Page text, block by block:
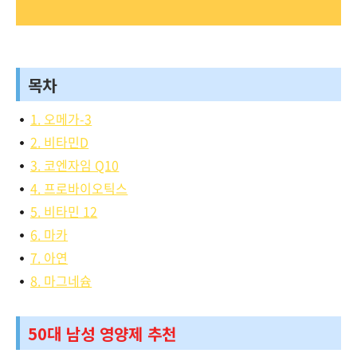
목차
1. 오메가-3
2. 비타민D
3. 코엔자임 Q10
4. 프로바이오틱스
5. 비타민 12
6. 마카
7. 아연
8. 마그네슘
50대 남성 영양제 추천